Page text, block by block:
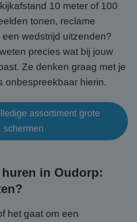
10 meter of 100
tonen, reclame
wedstrijd uitzenden?
precies wat bij jouw
Ze denken graag met je
onbespreekbaar hierin.
assortiment grote
schermen
in Oudorp:
het gaat om een